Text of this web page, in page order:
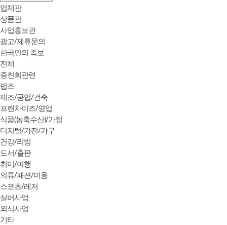
업체관
상품관
사업홍보관
광고/제휴문의
한국인의 족보
전체
종친회관련
법조
제조/공업/건축
프랜차이즈/영업
식품(농축수산)/가정
디지털/가전/가구
건강/리빙
도서/출판
취미/여행
의류/패션/미용
스포츠/레저
실버사업
외식사업
기타